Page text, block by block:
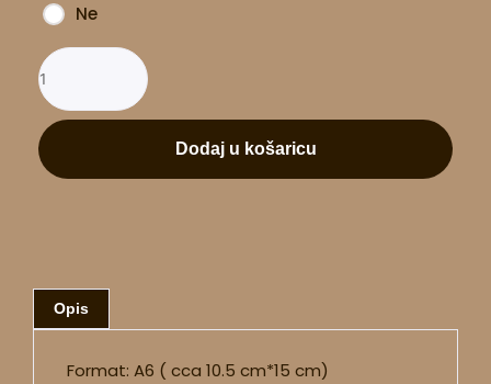
Ne
Dodaj u košaricu
Opis
Format: A6 ( cca 10.5 cm*15 cm)